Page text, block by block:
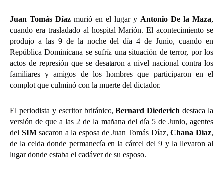
Juan Tomás Díaz murió en el lugar y Antonio De la Maza,
cuando era trasladado al hospital Marión. El acontecimiento se
produjo a las 9 de la noche del día 4 de Junio, cuando en
República Dominicana se sufría una situación de terror, por los
actos de represión que se desataron a nivel nacional contra los
familiares y amigos de los hombres que participaron en el
complot que culminó con la muerte del dictador.
El periodista y escritor británico,Bernard Diederich destaca la
versión de que a las 2 de la mañana del día 5 de Junio, agentes
del SIMsacaron a la esposa de Juan Tomás Díaz,Chana Díaz,
de la celda donde permanecía en la cárcel del 9 y la llevaron al
lugar donde estaba el cadáver de su esposo.